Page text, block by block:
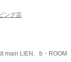
ング店
main LIEN、b・ROOM